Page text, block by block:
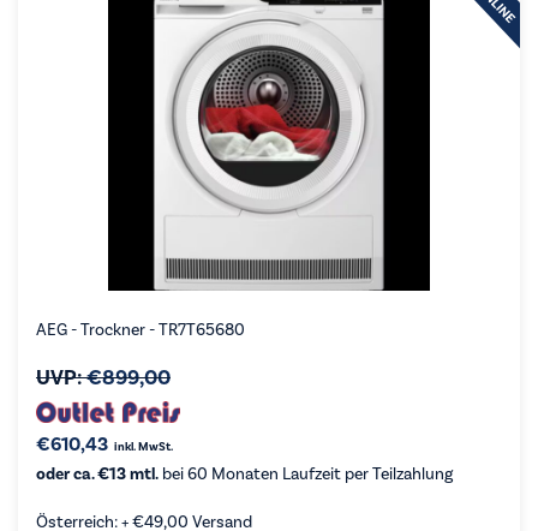
AEG - Trockner - TR7T65680
UVP:€899,00
€610,43 inkl. MwSt.
oder ca. €13 mtl. bei 60 Monaten Laufzeit per Teilzahlung
Österreich: +€49,00 Versand